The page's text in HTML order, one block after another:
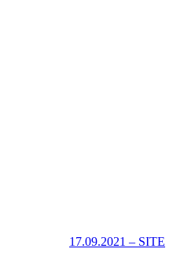
17.09.2021 – SITE